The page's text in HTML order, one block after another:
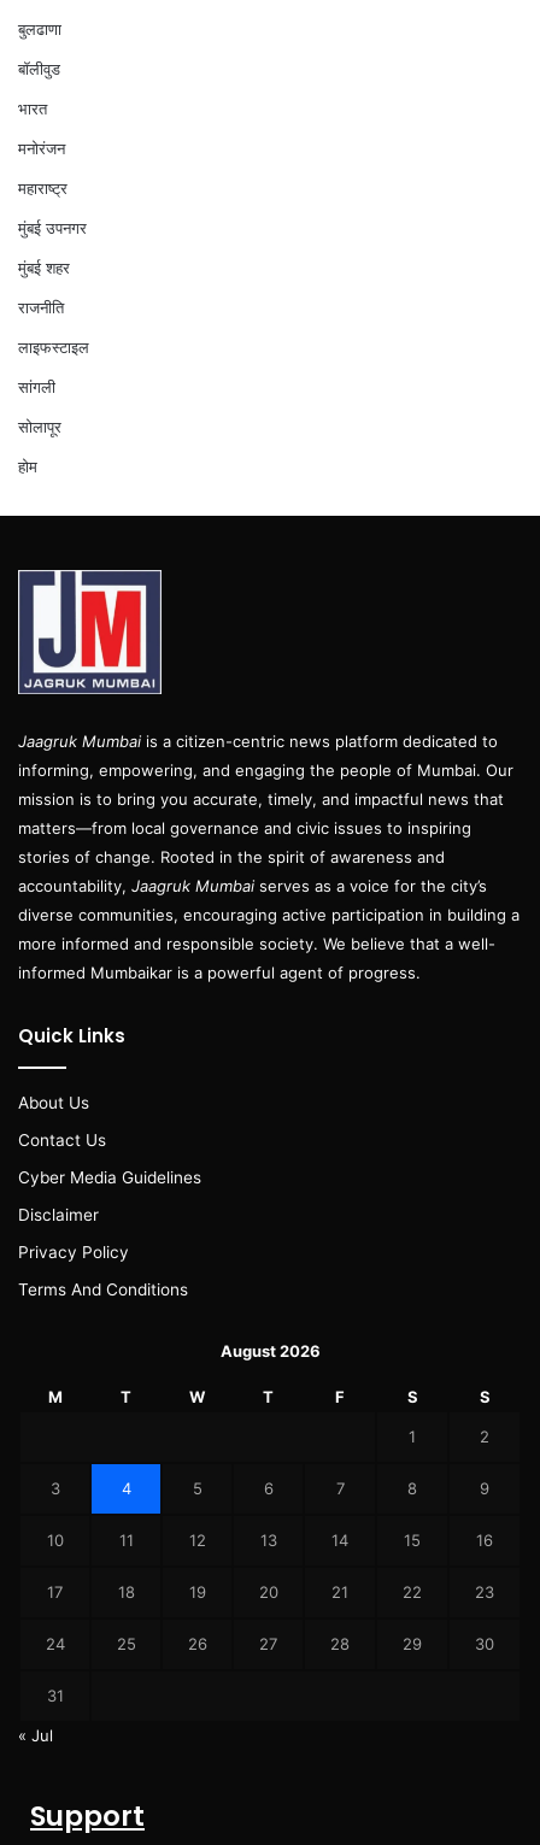
बुलढाणा
बॉलीवुड
भारत
मनोरंजन
महाराष्ट्र
मुंबई उपनगर
मुंबई शहर
राजनीति
लाइफस्टाइल
सांगली
सोलापूर
होम
Jaagruk Mumbai is a citizen-centric news platform dedicated to
informing, empowering, and engaging the people of Mumbai. Our
mission is to bring you accurate, timely, and impactful news that
matters—from local governance and civic issues to inspiring
stories of change. Rooted in the spirit of awareness and
accountability, Jaagruk Mumbai serves as a voice for the city’s
diverse communities, encouraging active participation in building a
more informed and responsible society. We believe that a well-
informed Mumbaikar is a powerful agent of progress.
Quick Links
About Us
Contact Us
Cyber Media Guidelines
Disclaimer
Privacy Policy
Terms And Conditions
August 2026
M T W T F S S
1 2
3 4 5 6 7 8 9
10 11 12 13 14 15 16
17 18 19 20 21 22 23
24 25 26 27 28 29 30
31
« Jul
Support